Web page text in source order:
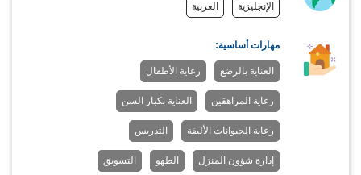
الإنجليزية العربية
مهارات أساسية:
العناية بالرضع رعاية الأطفال
رعاية المراهقين العناية بكبار السن
رعاية الحيوانات الأليفة التدريس
إدارة شؤون المنزل الطهو التسويق